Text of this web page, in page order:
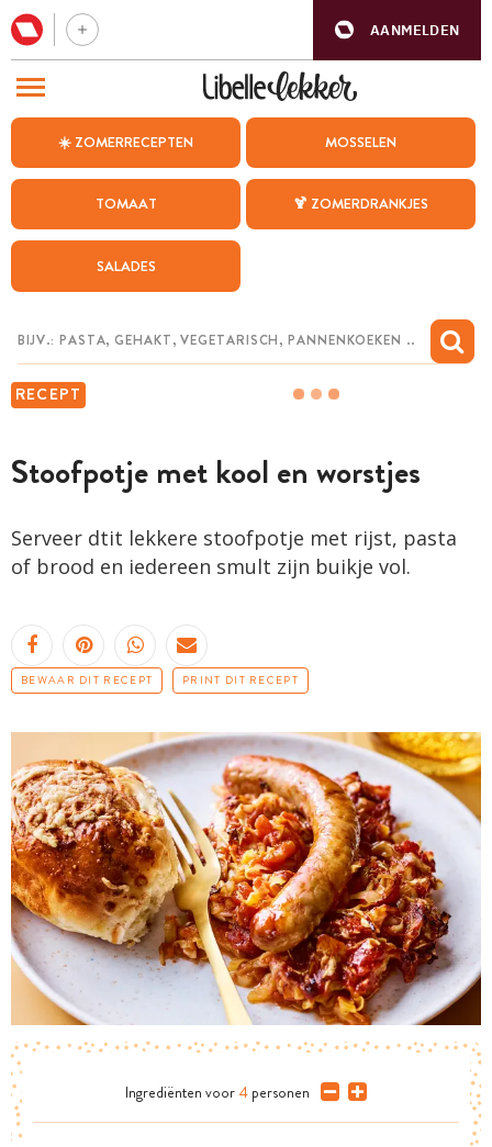
AANMELDEN
☀️ ZOMERRECEPTEN MOSSELEN
TOMAAT 🍹 ZOMERDRANKJES
SALADES
RECEPT
Stoofpotje met kool en worstjes
Serveer dtit lekkere stoofpotje met rijst, pasta
of brood en iedereen smult zijn buikje vol.
BEWAAR DIT RECEPT PRINT DIT RECEPT
Ingrediënten voor 4 personen
BEZOEK ONZE ANDERE WEBSITES
WEEKMENU
CHAT MET MAIA
MIJN BEWAARDE RECEPTEN